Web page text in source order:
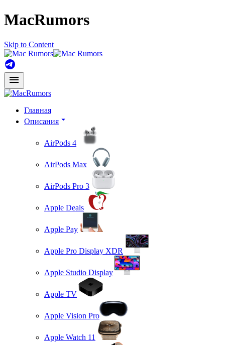
MacRumors
Skip to Content
Главная
Описания
AirPods 4
AirPods Max
AirPods Pro 3
Apple Deals
Apple Pay
Apple Pro Display XDR
Apple Studio Display
Apple TV
Apple Vision Pro
Apple Watch 11